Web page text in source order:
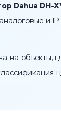
Dahua DH-
и
на объекты,